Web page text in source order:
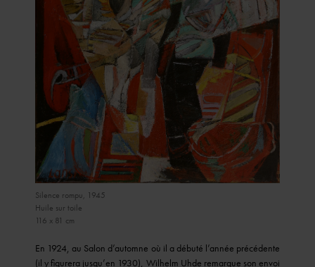
Silence rompu, 1945
Huile sur toile
116 x 81 cm
En 1924, au Salon d’automne où il a débuté l’année précédente
(il y figurera jusqu’en 1930), Wilhelm Uhde remarque son envoi